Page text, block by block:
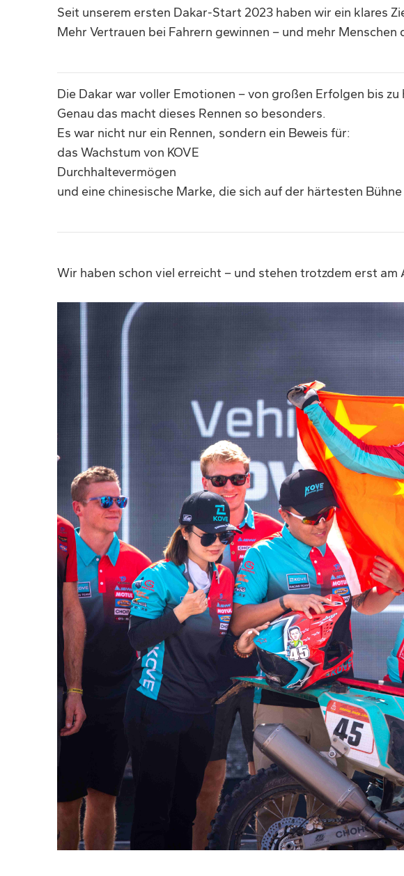
Seit unserem ersten Dakar-Start 2023 haben wir ein klares
Mehr Vertrauen bei Fahrern gewinnen – und mehr
Die Dakar war voller Emotionen – von großen Erfolgen bis
Genau das macht dieses Rennen so besonders.
Es war nicht nur ein Rennen, sondern ein Beweis für:
das Wachstum von KOVE
Durchhaltevermögen
und eine chinesische Marke, die sich auf der härtesten
Wir haben schon viel erreicht – und stehen trotzdem erst am